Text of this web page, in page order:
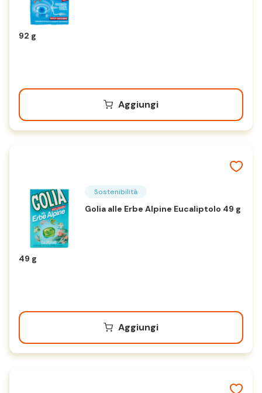
92 g
Aggiungi
Sostenibilità
Golia alle Erbe Alpine Eucaliptolo 49 g
49 g
Aggiungi